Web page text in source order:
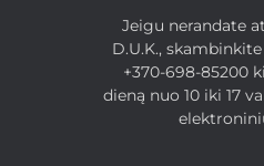
Jeigu nerandate
D.U.K.,
+370-698-85200
dieną nuo 10 iki 17